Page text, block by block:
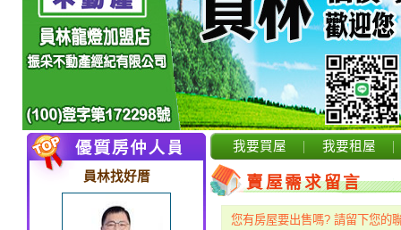
員林找好厝
我要買屋 我要租屋
賣屋需求留言
您有房屋要出售嗎? 請留下您的